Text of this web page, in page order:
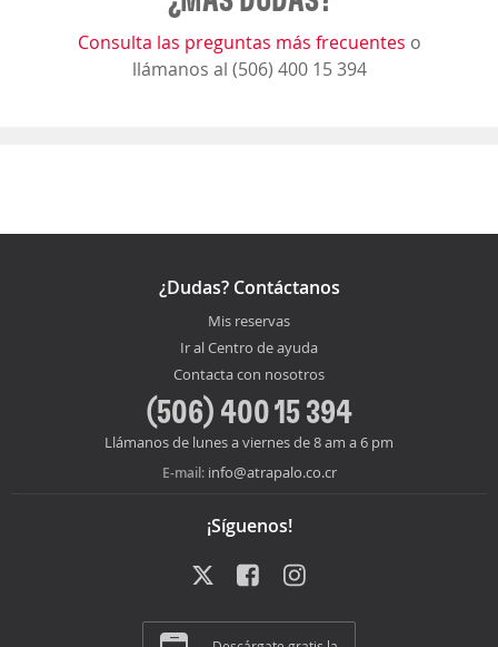
Consulta las preguntas más frecuentes o
llámanos al (506) 400 15 394
¿Dudas? Contáctanos
Mis reservas
Ir al Centro de ayuda
Contacta con nosotros
(506) 400 15 394
Llámanos de lunes a viernes de 8 am a 6 pm
E-mail: info@atrapalo.co.cr
¡Síguenos!